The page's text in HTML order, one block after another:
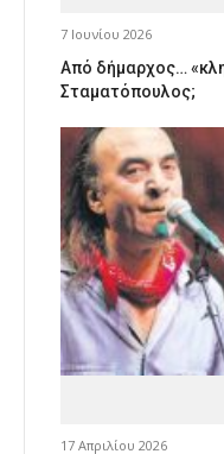
7 Ιουνίου 2026
Από δήμαρχος…
Σταματόπουλος;
17 Απριλίου 2026